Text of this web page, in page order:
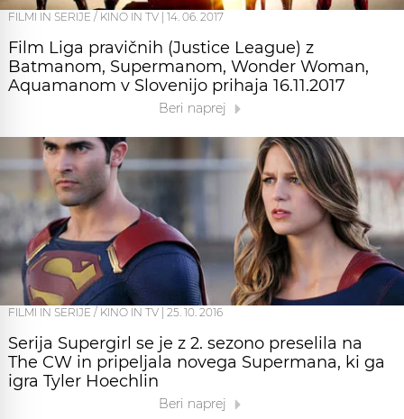
FILMI IN SERIJE / KINO IN TV 14. 06. 2017
Film Liga pravičnih (Justice League) z
Batmanom, Supermanom, Wonder Woman,
Aquamanom v Slovenijo prihaja 16.11.2017
Beri naprej
FILMI IN SERIJE / KINO IN TV 25. 10. 2016
Serija Supergirl se je z 2. sezono preselila na
The CW in pripeljala novega Supermana, ki ga
igra Tyler Hoechlin
Beri naprej